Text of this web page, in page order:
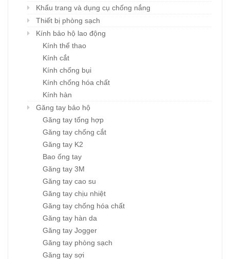
Khẩu trang và dụng cụ chống nắng
Thiết bị phòng sạch
Kính bảo hộ lao động
Kính thể thao
Kính cắt
Kính chống bụi
Kính chống hóa chất
Kính hàn
Găng tay bảo hộ
Găng tay tổng hợp
Găng tay chống cắt
Găng tay K2
Bao ống tay
Găng tay 3M
Găng tay cao su
Găng tay chịu nhiệt
Găng tay chống hóa chất
Găng tay hàn da
Găng tay Jogger
Găng tay phòng sạch
Găng tay sợi